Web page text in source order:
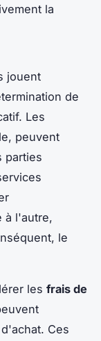
la
jouent
de
Les
peuvent
parties
à l'autre,
le
les frais de
Ces